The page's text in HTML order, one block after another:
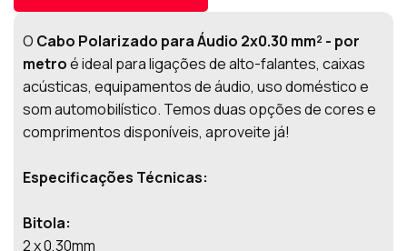
O Cabo Polarizado para Áudio 2x0.30 mm² - por
metroé ideal para ligações de alto-falantes, caixas
acústicas, equipamentos de áudio, uso doméstico e
som automobilístico. Temos duas opções de cores e
comprimentos disponíveis, aproveite já!
Especificações Técnicas:
Bitola:
2 x 0,30mm